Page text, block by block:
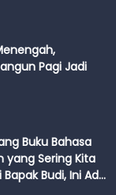
Pagi Jadi
Buku Bahasa
yang Sering Kita
Budi, Ini Adik